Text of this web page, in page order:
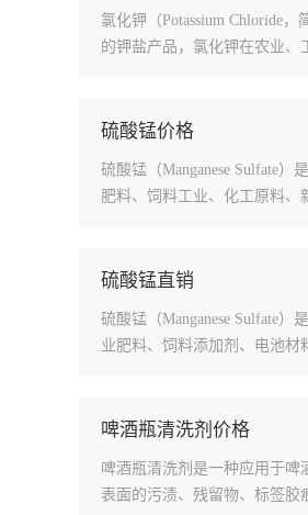
氯化钾（Potassium Chloride
的钾盐产品，氯化钾在农业
硫酸锰价格
硫酸锰（Manganese Sulfate
肥料、饲料工业、化工原料
硫酸锰直销
硫酸锰（Manganese Sulfate
业肥料、饲料添加剂、电池
啤酒瓶清洗剂价格
啤酒瓶清洗剂是一种应用于
表面的污渍、残留物、标签